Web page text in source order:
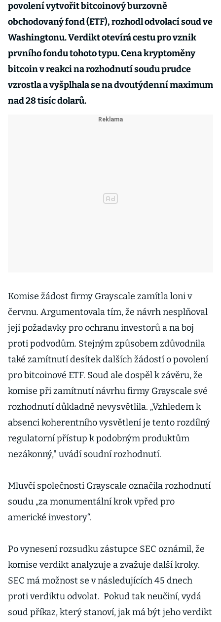
povolení vytvořit bitcoinový burzovně
obchodovaný fond (ETF), rozhodl odvolací soud ve
Washingtonu. Verdikt otevírá cestu pro vznik
prvního fondu tohoto typu. Cena kryptoměny
bitcoin v reakci na rozhodnutí soudu prudce
vzrostla a vyšplhala se na dvoutýdenní maximum
nad 28 tisíc dolarů.
Komise žádost firmy Grayscale zamítla loni v
červnu. Argumentovala tím, že návrh nesplňoval
její požadavky pro ochranu investorů a na boj
proti podvodům. Stejným způsobem zdůvodnila
také zamítnutí desítek dalších žádostí o povolení
pro bitcoinové ETF. Soud ale dospěl k závěru, že
komise při zamítnutí návrhu firmy Grayscale své
rozhodnutí důkladně nevysvětlila. „Vzhledem k
absenci koherentního vysvětlení je tento rozdílný
regulatorní přístup k podobným produktům
nezákonný," uvádí soudní rozhodnutí.
Mluvčí společnosti Grayscale označila rozhodnutí
soudu „za monumentální krok vpřed pro
americké investory“.
Po vynesení rozsudku zástupce SEC oznámil, že
komise verdikt analyzuje a zvažuje další kroky.
SEC má možnost se v následujících 45 dnech
proti verdiktu odvolat. Pokud tak neučiní, vydá
soud příkaz, který stanoví, jak má být jeho verdikt